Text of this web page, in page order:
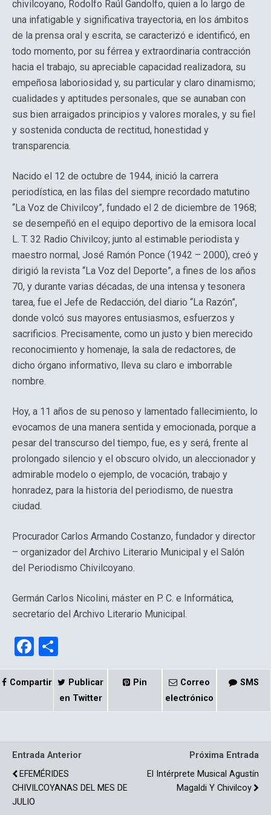
chivilcoyano, Rodolfo Raúl Gandolfo, quien a lo largo de
una infatigable y significativa trayectoria, en los ámbitos
de la prensa oral y escrita, se caracterizó e identificó, en
todo momento, por su férrea y extraordinaria contracción
hacia el trabajo, su apreciable capacidad realizadora, su
empeñosa laboriosidad y, su particular y claro dinamismo;
cualidades y aptitudes personales, que se aunaban con
sus bien arraigados principios y valores morales, y su fiel
y sostenida conducta de rectitud, honestidad y
transparencia.
Nacido el 12 de octubre de 1944, inició la carrera
periodística, en las filas del siempre recordado matutino
“La Voz de Chivilcoy”, fundado el 2 de diciembre de 1968;
se desempeñó en el equipo deportivo de la emisora local
L. T. 32 Radio Chivilcoy; junto al estimable periodista y
maestro normal, José Ramón Ponce (1942 – 2000), creó y
dirigió la revista “La Voz del Deporte”, a fines de los años
70, y durante varias décadas, de una intensa y tesonera
tarea, fue el Jefe de Redacción, del diario “La Razón”,
donde volcó sus mayores entusiasmos, esfuerzos y
sacrificios. Precisamente, como un justo y bien merecido
reconocimiento y homenaje, la sala de redactores, de
dicho órgano informativo, lleva su claro e imborrable
nombre.
Hoy, a 11 años de su penoso y lamentado fallecimiento, lo
evocamos de una manera sentida y emocionada, porque a
pesar del transcurso del tiempo, fue, es y será, frente al
prolongado silencio y el obscuro olvido, un aleccionador y
admirable modelo o ejemplo, de vocación, trabajo y
honradez, para la historia del periodismo, de nuestra
ciudad.
Procurador Carlos Armando Costanzo, fundador y director
– organizador del Archivo Literario Municipal y el Salón
del Periodismo Chivilcoyano.
Germán Carlos Nicolini, máster en P. C. e Informática,
secretario del Archivo Literario Municipal.
F
a
ce
k
o
m
p
Compartir
Publicar
en Twitter
Pin
Correo
electrónico
SMS
Entrada Anterior
EFEMÉRIDES
CHIVILCOYANAS DEL MES DE
JULIO
Próxima Entrada
El Intérprete Musical Agustín
Magaldi Y Chivilcoy